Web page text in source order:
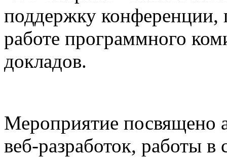
поддержку конференции,
работе программного
докладов.
Мероприятие посвящено
веб-разработок, работы